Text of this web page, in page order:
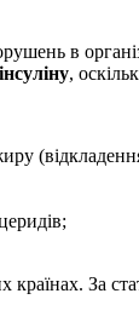
в
,
За